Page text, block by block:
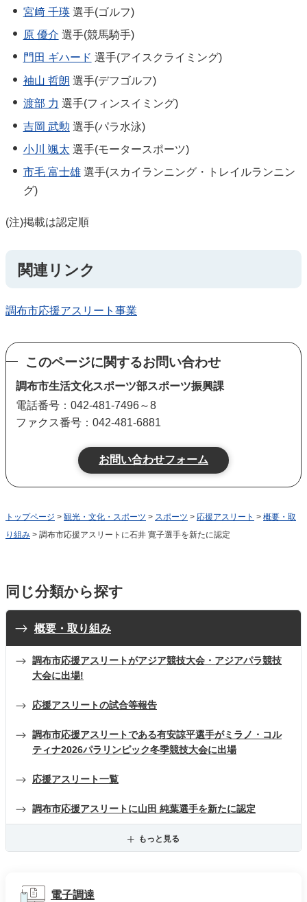
宮﨑 千瑛選手(ゴルフ)
原 優介 選手(競馬騎手)
門田 ギハード 選手(アイスクライミング)
袖山 哲朗 選手(デフゴルフ)
渡部 力 選手(フィンスイミング)
吉岡 武勲 選手(パラ水泳)
小川 颯太 選手(モータースポーツ)
市毛 富士雄選手(スカイランニング・トレイルランニン
グ)
(注)掲載は認定順
関連リンク
調布市応援アスリート事業
このページに関するお問い合わせ
調布市生活文化スポーツ部スポーツ振興課
電話番号：042-481-7496～8
ファクス番号：042-481-6881
トップページ > 観光・文化・スポーツ > スポーツ > 応援アスリート > 概要・取
り組み > 調布市応援アスリートに石井 寛子選手を新たに認定
同じ分類から探す
概要・取り組み
調布市応援アスリートがアジア競技大会・アジアパラ競技
大会に出場!
応援アスリートの試合等報告
調布市応援アスリートである有安諒平選手がミラノ・コル
ティナ2026パラリンピック冬季競技大会に出場
応援アスリート一覧
調布市応援アスリートに山田 純葉選手を新たに認定
もっと見る
電子調達